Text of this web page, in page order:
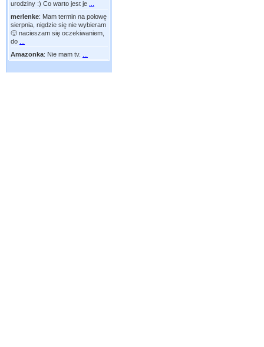
urodziny :) Co warto jest je
merlenke: Mam termin na połowę
sierpnia, nigdzie się nie wybieram
🙂 nacieszam się oczekiwaniem,
do
Amazonka: Nie mam tv.